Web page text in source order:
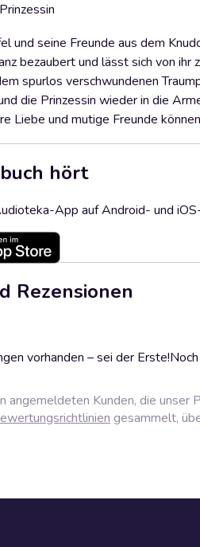
und seine Freunde aus dem
bezaubert und lässt sich von
spurlos verschwundenen
die Prinzessin wieder in die
Liebe und mutige Freunde
hört
App auf Android- und
Rezensionen
vorhanden – sei der Erste!
angemeldeten Kunden, die
gesammelt,